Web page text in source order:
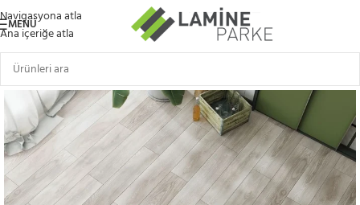
Navigasyona atla
Ana içeriğe atla
MENÜ